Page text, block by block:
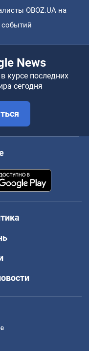
OBOZ.UA на
событий
News
курсе последних
сегодня